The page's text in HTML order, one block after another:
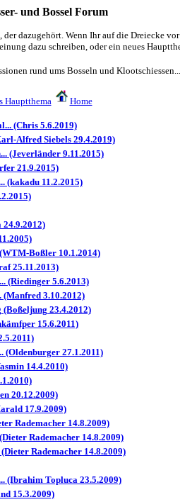
und Bossel Forum
dazugehört. Wenn Ihr auf die Dreiecke
dazu schreiben, oder ein neues
rund ums Bosseln und
Hauptthema Home
(Chris 5.6.2019)
Alfred Siebels 29.4.2019)
(Jeverländer 9.11.2015)
21.9.2015)
(kakadu 11.2.2015)
Boßler 10.1.2014)
25.11.2013)
(Riedinger 5.6.2013)
3.10.2012)
23.4.2012)
15.6.2011)
(Oldenburger 27.1.2011)
14.4.2010)
20.12.2009)
17.9.2009)
Rademacher 14.8.2009)
Rademacher 14.8.2009)
Rademacher 14.8.2009)
(Ibrahim Topluca 23.5.2009)
15.3.2009)